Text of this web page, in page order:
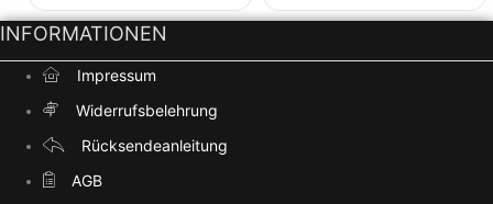
INFORMATIONEN
Impressum
Widerrufsbelehrung
Rücksendeanleitung
AGB